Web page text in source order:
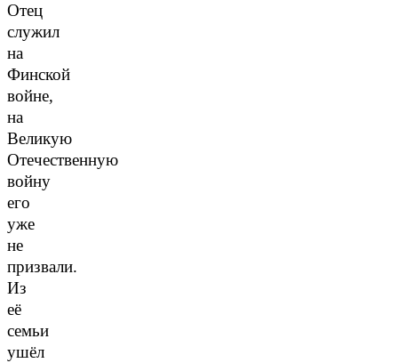
Отец
служил
на
Финской
войне,
на
Великую
Отечественную
войну
его
уже
не
призвали.
Из
её
семьи
ушёл